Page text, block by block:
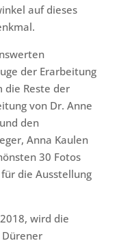
auf dieses
der Erarbeitung
die Reste der
von Dr. Anne
den
Anna Kaulen
30 Fotos
die Ausstellung
wird die
Dürener